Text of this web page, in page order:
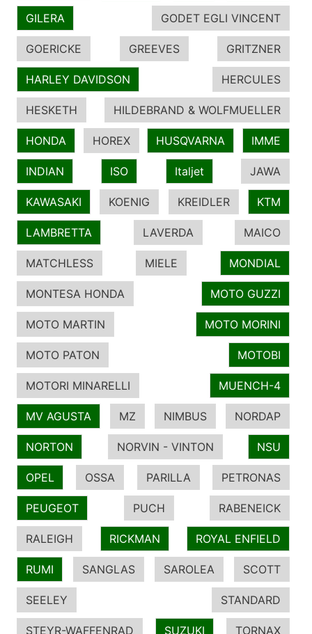
GILERA GODET EGLI VINCENT
GOERICKE GREEVES GRITZNER
HARLEY DAVIDSON HERCULES
HESKETH HILDEBRAND & WOLFMUELLER
HONDA HOREX HUSQVARNA IMME
INDIAN ISO Italjet JAWA
KAWASAKI KOENIG KREIDLER KTM
LAMBRETTA LAVERDA MAICO
MATCHLESS MIELE MONDIAL
MONTESA HONDA MOTO GUZZI
MOTO MARTIN MOTO MORINI
MOTO PATON MOTOBI
MOTORI MINARELLI MUENCH-4
MV AGUSTA MZ NIMBUS NORDAP
NORTON NORVIN - VINTON NSU
OPEL OSSA PARILLA PETRONAS
PEUGEOT PUCH RABENEICK
RALEIGH RICKMAN ROYAL ENFIELD
RUMI SANGLAS SAROLEA SCOTT
SEELEY STANDARD
STEYR-WAFFENRAD SUZUKI TORNAX